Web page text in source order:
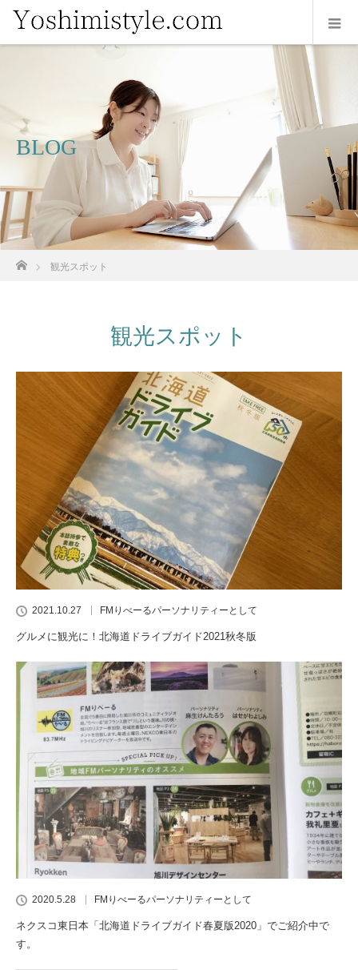
BLOG
ホーム
観光スポット
観光スポット
2021.10.27 FMりべーるパーソナリティーとして
グルメに観光に！北海道ドライブガイド2021秋冬版
2020.5.28 FMりべーるパーソナリティーとして
ネクスコ東日本「北海道ドライブガイド春夏版2020」でご紹介中で
す。